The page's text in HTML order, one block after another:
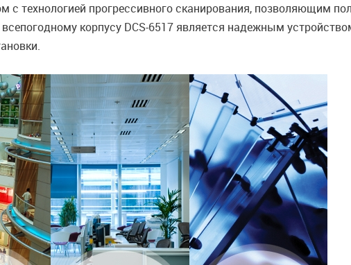
технологией прогрессивного сканирования, позволяющим
корпусу DCS-6517 является надежным